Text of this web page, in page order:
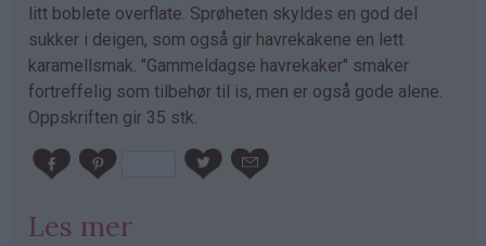
litt boblete overflate. Sprøheten skyldes en god del
sukker i deigen, som også gir havrekakene en lett
karamellsmak. "Gammeldagse havrekaker" smaker
fortreffelig som tilbehør til is, men er også gode alene.
Oppskriften gir 35 stk.
Les mer